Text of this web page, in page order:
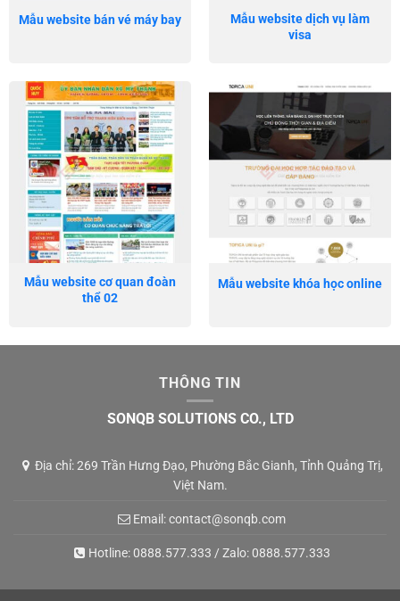
Mẫu website bán vé máy bay
Mẫu website dịch vụ làm
visa
Mẫu website cơ quan đoàn
thể 02
Mẫu website khóa học online
THÔNG TIN
SONQB SOLUTIONS CO., LTD
Địa chỉ: 269 Trần Hưng Đạo, Phường Bắc Gianh, Tỉnh Quảng Trị,
Việt Nam.
Email:contact@sonqb.com
Hotline:0888.577.333 / Zalo:0888.577.333